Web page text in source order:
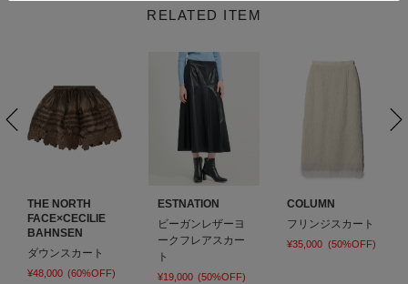
RELATED ITEM
THE NORTH
FACE×CECILIE
BAHNSEN
ダウンスカート
¥48,000 (60%OFF)
ESTNATION
ビーガンレザーヨ
ークフレアスカー
ト
¥19,000 (50%OFF)
COLUMN
フリンジスカート
¥35,000 (50%OFF)